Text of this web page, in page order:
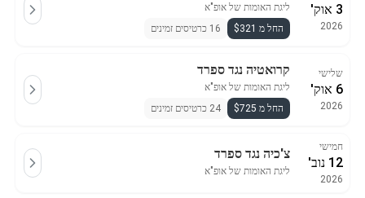
3 אוק'
2026
ליגת האומות של אופ"א
החל מ $321
16 כרטיסים זמינים
שלישי
6 אוק'
2026
קרואטיה נגד ספרד
ליגת האומות של אופ"א
החל מ $725
24 כרטיסים זמינים
חמישי
12 נוב'
2026
צ'כיה נגד ספרד
ליגת האומות של אופ"א